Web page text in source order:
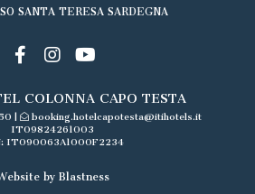
SANTA TERESA SARDEGNA
COLONNA CAPO TESTA
|
booking.hotelcapotesta@itihotels.it
IT09824261003
IT090063A1000F2234
by Blastness